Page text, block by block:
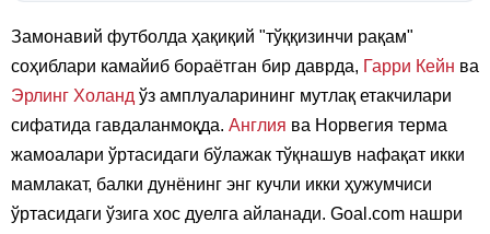
Замонавий футболда ҳақиқий "тўққизинчи рақам"
соҳиблари камайиб бораётган бир даврда, Гарри Кейн ва
Эрлинг Холанд ўз амплуаларининг мутлақ етакчилари
сифатида гавдаланмоқда. Англия ва Норвегия терма
жамоалари ўртасидаги бўлажак тўқнашув нафақат икки
мамлакат, балки дунёнинг энг кучли икки ҳужумчиси
ўртасидаги ўзига хос дуелга айланади. Goal.com нашри